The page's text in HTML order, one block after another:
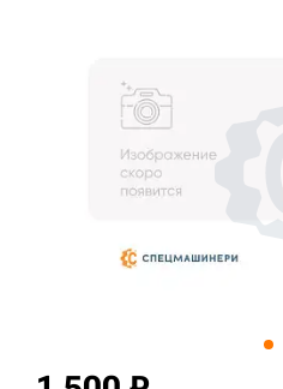
sksale@skdst.ru
+7 (499) 394-50-93